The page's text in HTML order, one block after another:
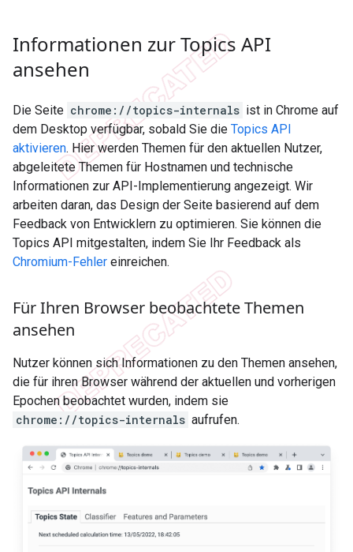
Informationen zur Topics API
ansehen
Die Seite chrome://topics-internals ist in Chrome auf
dem Desktop verfügbar, sobald Sie die Topics API
aktivieren. Hier werden Themen für den aktuellen Nutzer,
abgeleitete Themen für Hostnamen und technische
Informationen zur API-Implementierung angezeigt. Wir
arbeiten daran, das Design der Seite basierend auf dem
Feedback von Entwicklern zu optimieren. Sie können die
Topics API mitgestalten, indem Sie Ihr Feedback als
Chromium-Fehler einreichen.
Für Ihren Browser beobachtete Themen
ansehen
Nutzer können sich Informationen zu den Themen ansehen,
die für ihren Browser während der aktuellen und vorherigen
Epochen beobachtet wurden, indem sie
chrome://topics-internals aufrufen.